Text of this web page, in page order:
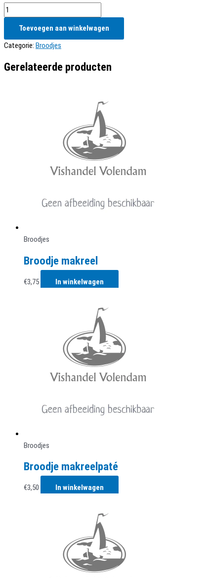
Broodje
Volendammer
salade
aantal
Toevoegen aan winkelwagen
Categorie: Broodjes
Gerelateerde producten
Broodjes
Broodje makreel
€3,75 In winkelwagen
Broodjes
Broodje makreelpaté
€3,50 In winkelwagen